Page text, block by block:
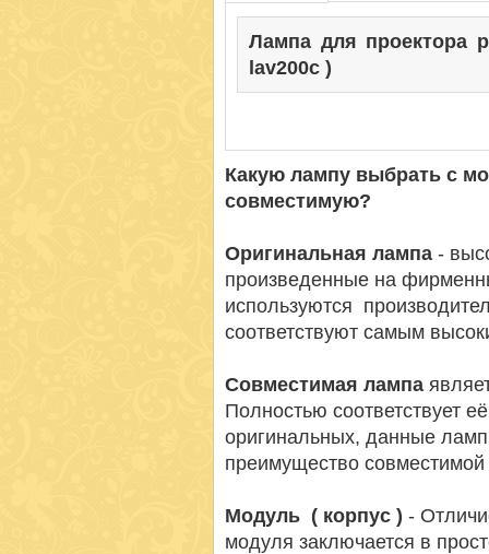
Лампа для проектора
lav200c )
Какую лампу выбрать с
совместимую?
Оригинальная лампа -
произведенные на
используются
соответствуют самым
Совместимая лампа
Полностью соответствует
оригинальных, данные
преимущество
Модуль ( корпус ) -
модуля заключается в